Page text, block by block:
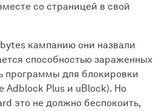
со страницей в свой
кампанию они назвали
способностью зараженных
программы для блокировки
Adblock Plus и uBlock). Но
это не должно беспокоить,